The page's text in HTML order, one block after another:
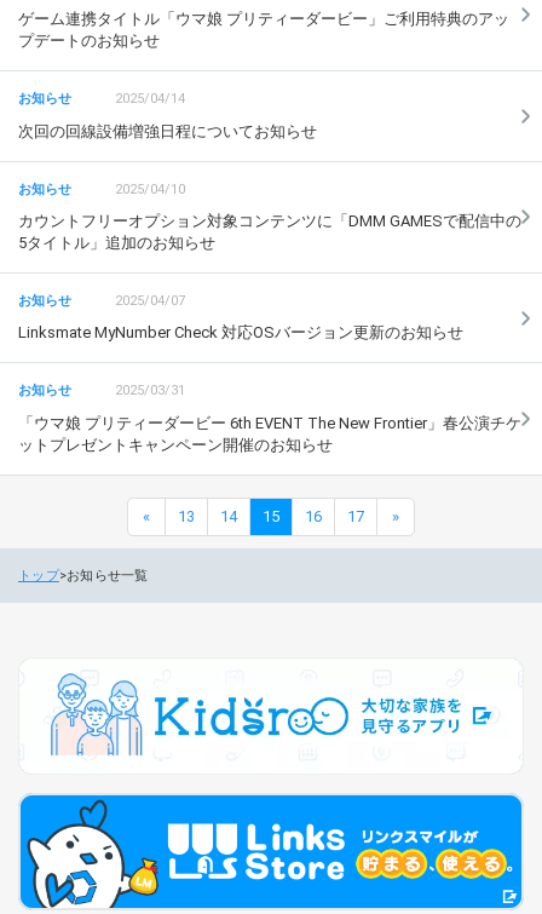
ゲーム連携タイトル「ウマ娘 プリティーダービー」ご利用特典のアッ
プデートのお知らせ
2025/04/14
次回の回線設備増強日程についてお知らせ
2025/04/10
カウントフリーオプション対象コンテンツに「DMM GAMESで配信中の
5タイトル」追加のお知らせ
2025/04/07
Linksmate MyNumber Check 対応OSバージョン更新のお知らせ
2025/03/31
「ウマ娘 プリティーダービー 6th EVENT The New Frontier」春公演チケ
ットプレゼントキャンペーン開催のお知らせ
« 13 14 15 16 17 »
トップ お知らせ一覧